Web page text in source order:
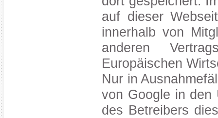
auf dieser
innerhalb von
anderen
Europäischen
Nur in
von Google in den
des Betreibers